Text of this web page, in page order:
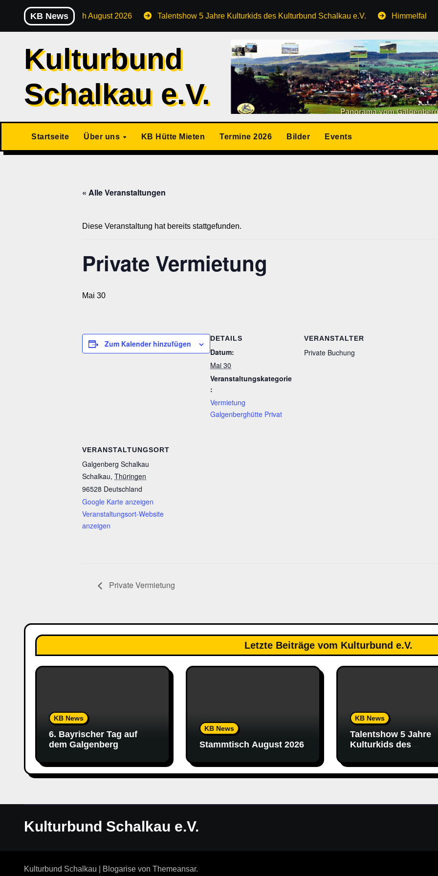
Inhalten
springen
KB News
Stammtisch August 2026 Talentshow 5 Jahre Kulturkids des Kulturbund Schalkau e.V. Himmelfahrt auf
Kulturbund
Schalkau e.V.
Startseite Über uns KB Hütte Mieten Termine 2026 Bilder Events
« Alle Veranstaltungen
Diese Veranstaltung hat bereits stattgefunden.
Private Vermietung
Mai 30
Zum Kalender hinzufügen
DETAILS
Datum:
Mai 30
Veranstaltungskategorie
:
Vermietung
Galgenberghütte Privat
VERANSTALTER
Private Buchung
VERANSTALTUNGSORT
Galgenberg Schalkau
Schalkau, Thüringen
96528 Deutschland
Google Karte anzeigen
Veranstaltungsort-Website
anzeigen
Private Vermietung
Letzte Beiträge vom Kulturbund e.V.
KB News
6. Bayrischer Tag auf
dem Galgenberg
KB News
Stammtisch August 2026
KB News
Talentshow 5 Jahre
Kulturkids des
Kulturbund Schalkau e.V.
Kulturbund Schalkau Blogarise von Themeansar.